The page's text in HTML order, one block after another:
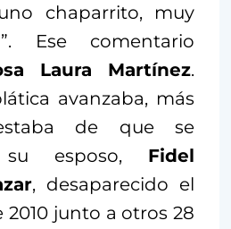
chaparrito, muy
Ese comentario
Laura Martínez.
avanzaba, más
de que se
esposo, Fidel
, desaparecido el
2010 junto a otros 28